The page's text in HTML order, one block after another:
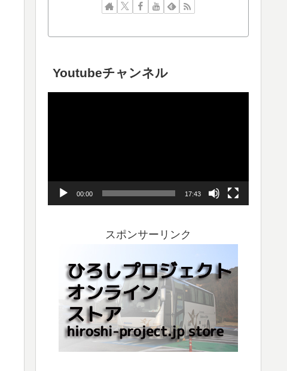
Youtubeチャンネル
00:00 17:43
スポンサーリンク